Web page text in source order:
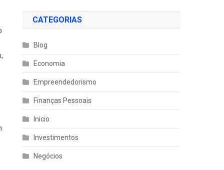
CATEGORIAS
Blog
Economia
Empreendedorismo
Finanças Pessoais
Inicio
Investimentos
Negócios